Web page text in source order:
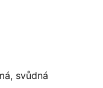
svůdná